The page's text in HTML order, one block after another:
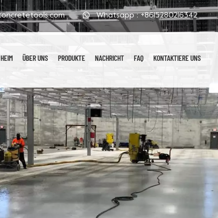
Whatsapp :+8615280216342
HEIM ÜBER UNS PRODUKTE NACHRICHT FAQ KONTAKTIERE UNS